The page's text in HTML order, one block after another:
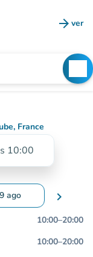
arrow_forward ver
France
10:00
agocambiar las
chevron_right
10:00–20:00
10:00–20:00